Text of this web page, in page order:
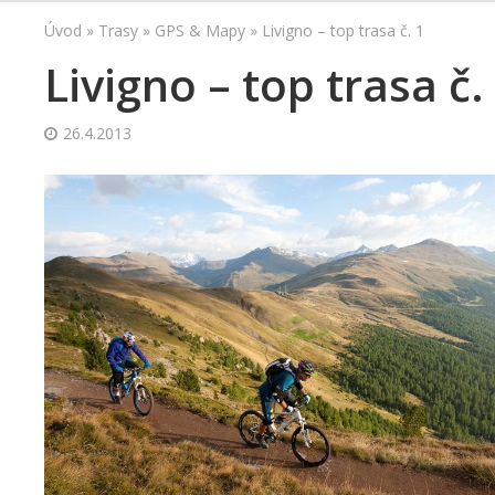
Úvod » Trasy » GPS & Mapy » Livigno – top trasa č. 1
Livigno – top trasa č.
26.4.2013